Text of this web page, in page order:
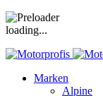
loading...
Marken
Alpine